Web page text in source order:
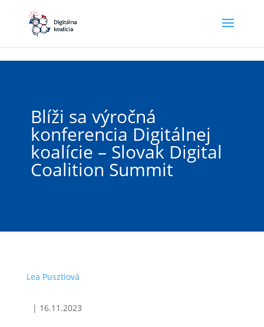
Blíži sa výročná
konferencia Digitálnej
koalície – Slovak Digital
Coalition Summit
Lea Pusztiová
| 16.11.2023